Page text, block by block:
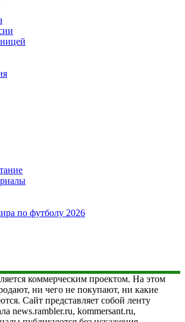
по футболу 2026
коммерческим проектом. На этом
ни чего не покупают, ни какие
Сайт представляет собой ленту
news.rambler.ru, kommersant.ru,